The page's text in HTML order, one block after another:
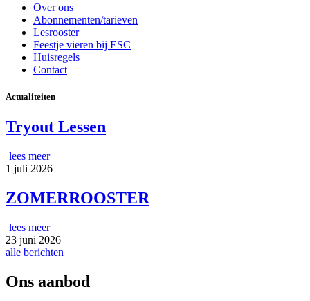
Over ons
Abonnementen/tarieven
Lesrooster
Feestje vieren bij ESC
Huisregels
Contact
Actualiteiten
Tryout Lessen
lees meer
1 juli 2026
ZOMERROOSTER
lees meer
23 juni 2026
alle berichten
Ons aanbod